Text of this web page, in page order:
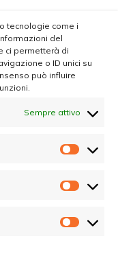
tecnologie come i
del
ci permetterà di
o ID unici su
può influire
Sempre attivo